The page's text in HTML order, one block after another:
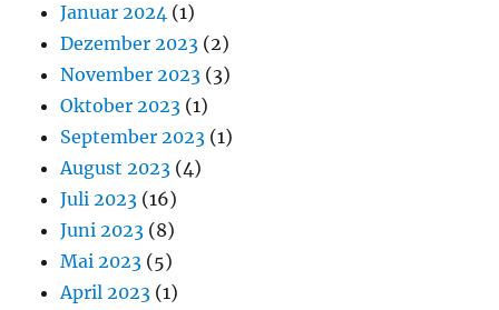
Januar 2024 (1)
Dezember 2023 (2)
November 2023 (3)
Oktober 2023 (1)
September 2023 (1)
August 2023 (4)
Juli 2023 (16)
Juni 2023 (8)
Mai 2023 (5)
April 2023 (1)